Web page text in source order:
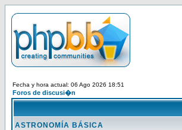
Fecha y hora actual: 06 Ago 2026 18:51
Foros de discusi�n
ASTRONOMÍA BÁSICA